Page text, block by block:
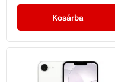
Kosárba